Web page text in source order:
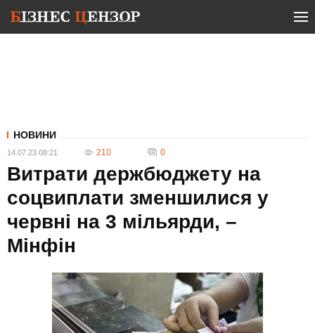
НОВИНИ
14.07.23 08:21 210 0
Витрати держбюджету на
соцвиплати зменшилися у
червні на 3 мільярди, –
Мінфін